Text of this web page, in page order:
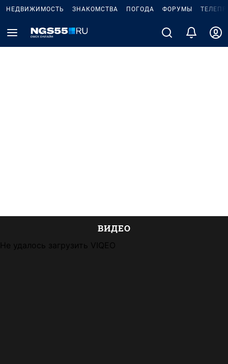
НЕДВИЖИМОСТЬ ЗНАКОМСТВА ПОГОДА ФОРУМЫ
ВИДЕО
Не удалось загрузить VIQEO